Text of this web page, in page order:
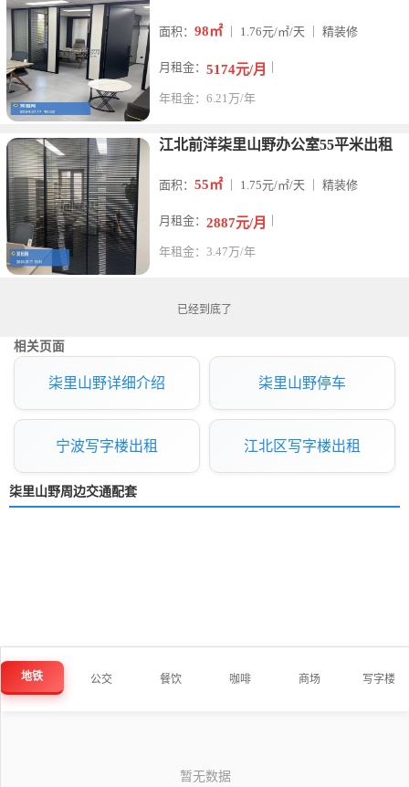
面积： 98㎡｜ 1.76元/㎡/天 ｜ 精装修
月租金： 5174元/月
年租金：6.21万/年
江北前洋柒里山野办公室55平米出租
面积： 55㎡｜ 1.75元/㎡/天 ｜ 精装修
月租金： 2887元/月
年租金：3.47万/年
已经到底了
相关页面
柒里山野详细介绍 柒里山野停车
宁波写字楼出租 江北区写字楼出租
柒里山野周边交通配套
地铁 公交 餐饮 咖啡 商场 写字楼